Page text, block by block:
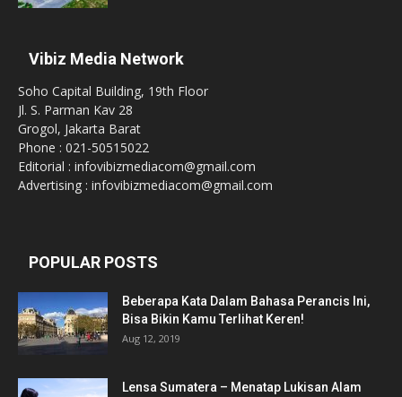
Vibiz Media Network
Soho Capital Building, 19th Floor
Jl. S. Parman Kav 28
Grogol, Jakarta Barat
Phone : 021-50515022
Editorial : infovibizmediacom@gmail.com
Advertising : infovibizmediacom@gmail.com
POPULAR POSTS
Beberapa Kata Dalam Bahasa Perancis Ini,
Bisa Bikin Kamu Terlihat Keren!
Aug 12, 2019
Lensa Sumatera – Menatap Lukisan Alam